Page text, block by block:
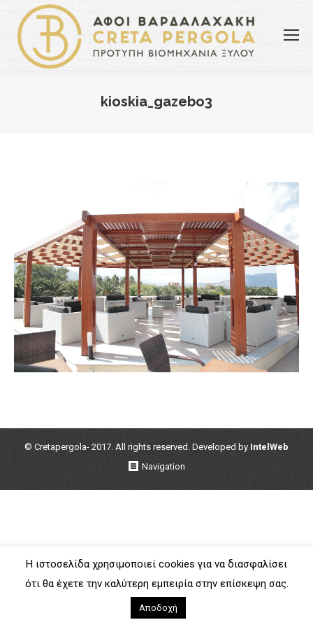
kioskia_gazebo3
© Cretapergola- 2017. All rights reserved. Developed by IntelWeb
Navigation
Η ιστοσελίδα χρησιμοποιεί cookies για να διασφαλίσει
ότι θα έχετε την καλύτερη εμπειρία στην επίσκεψη σας.
Αποδοχή